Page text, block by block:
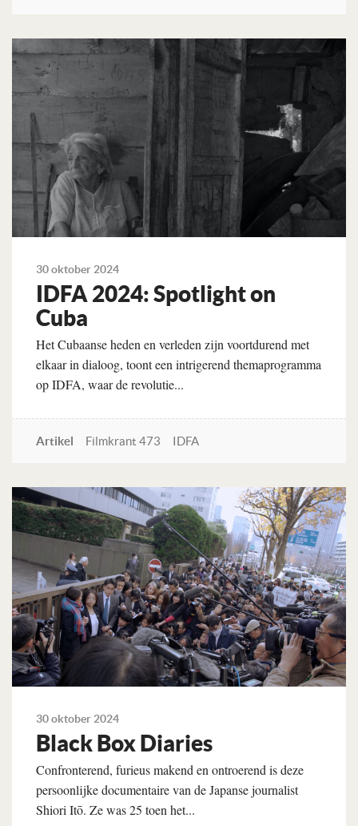
Lees verder
30 oktober 2024
IDFA 2024: Spotlight on
Cuba
Het Cubaanse heden en verleden zijn voortdurend met
elkaar in dialoog, toont een intrigerend themaprogramma
op IDFA, waar de revolutie...
Artikel Filmkrant 473 IDFA
Lees verder
30 oktober 2024
Black Box Diaries
Confronterend, furieus makend en ontroerend is deze
persoonlijke documentaire van de Japanse journalist
Shiori Itō. Ze was 25 toen het...